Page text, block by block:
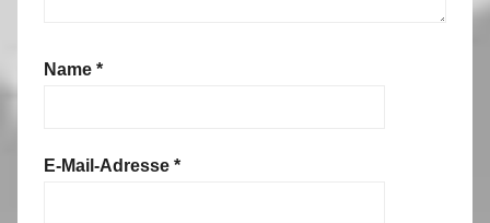
Name *
E-Mail-Adresse *